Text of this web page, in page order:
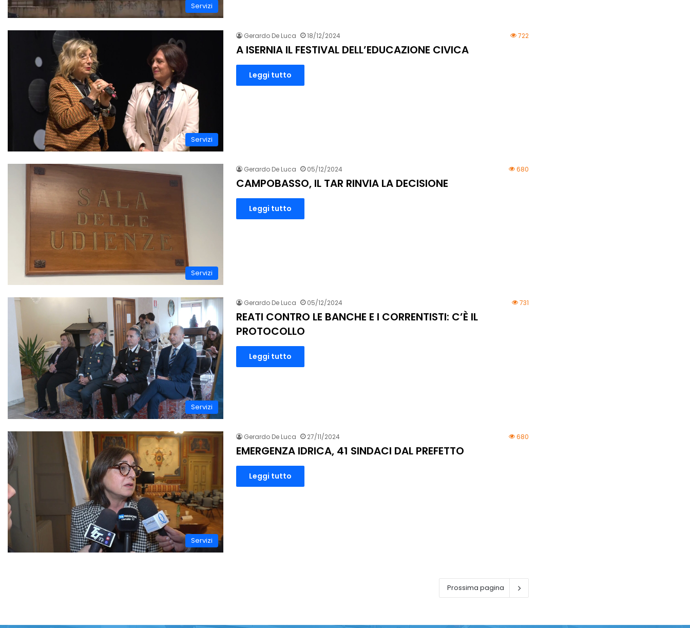
Servizi
Servizi
Gerardo De Luca 18/12/2024 722
A ISERNIA IL FESTIVAL DELL’EDUCAZIONE CIVICA
Leggi tutto
Servizi
Gerardo De Luca 05/12/2024 680
CAMPOBASSO, IL TAR RINVIA LA DECISIONE
Leggi tutto
Servizi
Gerardo De Luca 05/12/2024 731
REATI CONTRO LE BANCHE E I CORRENTISTI: C’È IL
PROTOCOLLO
Leggi tutto
Servizi
Gerardo De Luca 27/11/2024 680
EMERGENZA IDRICA, 41 SINDACI DAL PREFETTO
Leggi tutto
Prossima pagina